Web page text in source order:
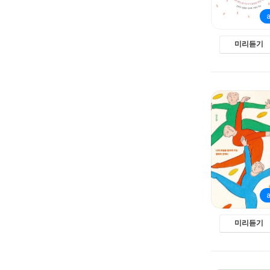
미리듣기
미리듣기